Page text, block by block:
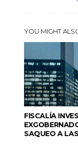
YOU MIGHT
FISCALÍA
SAQUEO A